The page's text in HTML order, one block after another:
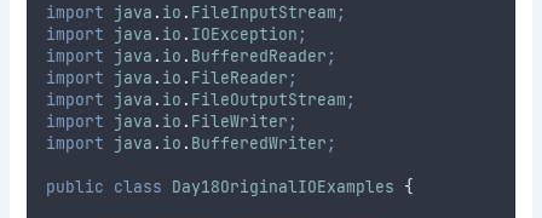
import java . io . FileInputStream ;
import java . io . IOException ;
import java . io . BufferedReader ;
import java . io . FileReader ;
import java . io . FileOutputStream ;
import java . io . FileWriter ;
import java . io . BufferedWriter ;
public class Day18OriginalIOExamples {